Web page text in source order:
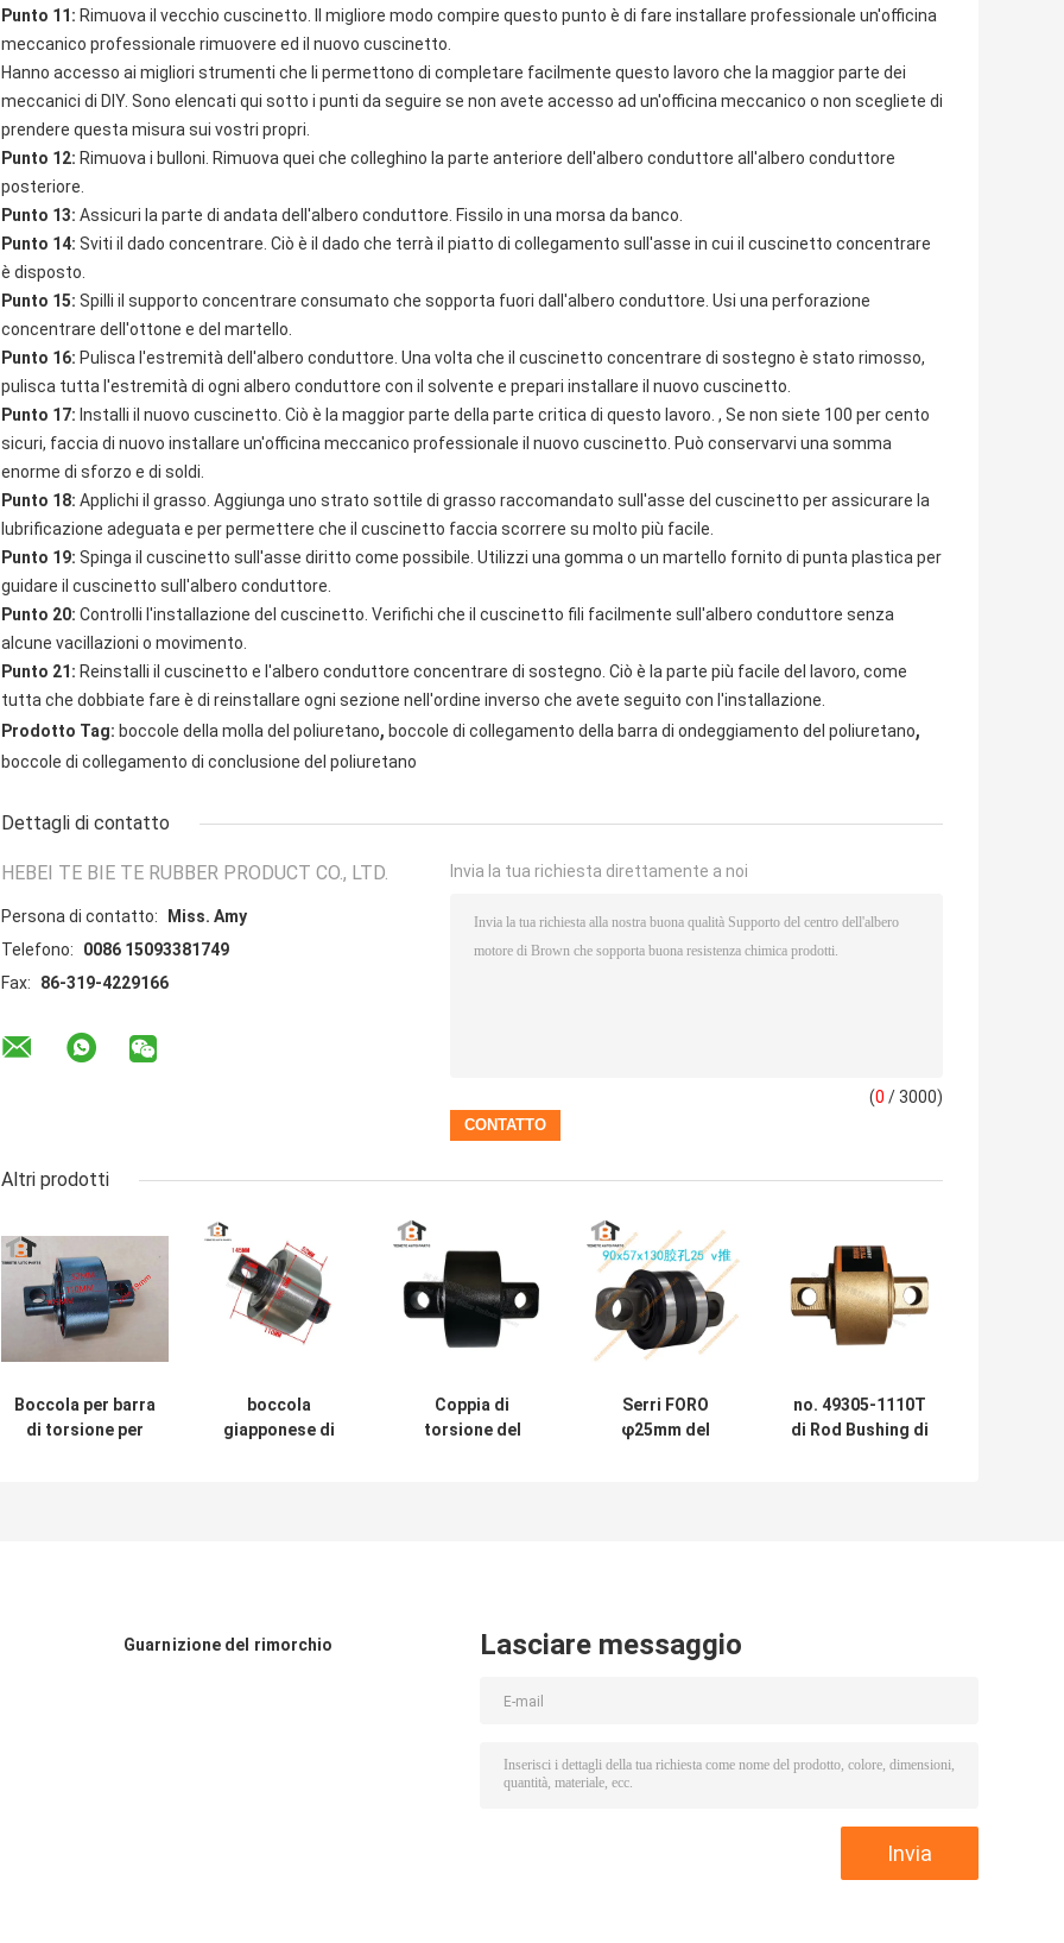
Punto 11: Rimuova il vecchio cuscinetto. Il migliore modo compire questo punto è di fare installare professionale un'officina
meccanico professionale rimuovere ed il nuovo cuscinetto.
Hanno accesso ai migliori strumenti che li permettono di completare facilmente questo lavoro che la maggior parte dei
meccanici di DIY. Sono elencati qui sotto i punti da seguire se non avete accesso ad un'officina meccanico o non scegliete di
prendere questa misura sui vostri propri.
Punto 12: Rimuova i bulloni. Rimuova quei che colleghino la parte anteriore dell'albero conduttore all'albero conduttore
posteriore.
Punto 13: Assicuri la parte di andata dell'albero conduttore. Fissilo in una morsa da banco.
Punto 14: Sviti il dado concentrare. Ciò è il dado che terrà il piatto di collegamento sull'asse in cui il cuscinetto concentrare
è disposto.
Punto 15: Spilli il supporto concentrare consumato che sopporta fuori dall'albero conduttore. Usi una perforazione
concentrare dell'ottone e del martello.
Punto 16: Pulisca l'estremità dell'albero conduttore. Una volta che il cuscinetto concentrare di sostegno è stato rimosso,
pulisca tutta l'estremità di ogni albero conduttore con il solvente e prepari installare il nuovo cuscinetto.
Punto 17: Installi il nuovo cuscinetto. Ciò è la maggior parte della parte critica di questo lavoro. , Se non siete 100 per cento
sicuri, faccia di nuovo installare un'officina meccanico professionale il nuovo cuscinetto. Può conservarvi una somma
enorme di sforzo e di soldi.
Punto 18: Applichi il grasso. Aggiunga uno strato sottile di grasso raccomandato sull'asse del cuscinetto per assicurare la
lubrificazione adeguata e per permettere che il cuscinetto faccia scorrere su molto più facile.
Punto 19: Spinga il cuscinetto sull'asse diritto come possibile. Utilizzi una gomma o un martello fornito di punta plastica per
guidare il cuscinetto sull'albero conduttore.
Punto 20: Controlli l'installazione del cuscinetto. Verifichi che il cuscinetto fili facilmente sull'albero conduttore senza
alcune vacillazioni o movimento.
Punto 21: Reinstalli il cuscinetto e l'albero conduttore concentrare di sostegno. Ciò è la parte più facile del lavoro, come
tutta che dobbiate fare è di reinstallare ogni sezione nell'ordine inverso che avete seguito con l'installazione.
Prodotto Tag: boccole della molla del poliuretano, boccole di collegamento della barra di ondeggiamento del poliuretano,
boccole di collegamento di conclusione del poliuretano
Dettagli di contatto
HEBEI TE BIE TE RUBBER PRODUCT CO., LTD.
Persona di contatto:
Miss. Amy
Telefono:
0086 15093381749
Fax:
86-319-4229166
Invia la tua richiesta direttamente a noi
(0 / 3000)
Altri prodotti
Boccola per barra
di torsione per
boccola
giapponese di
Coppia di
torsione del
Serri FORO
φ25mm del
no. 49305-1110T
di Rod Bushing di
Guarnizione del rimorchio Lasciare messaggio